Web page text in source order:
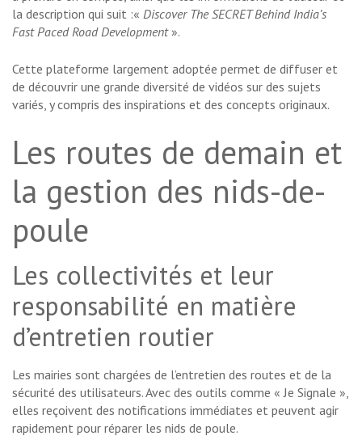
la description qui suit :« Discover The SECRET Behind India’s
Fast Paced Road Development ».
Cette plateforme largement adoptée permet de diffuser et
de découvrir une grande diversité de vidéos sur des sujets
variés, y compris des inspirations et des concepts originaux.
Les routes de demain et
la gestion des nids-de-
poule
Les collectivités et leur
responsabilité en matière
d’entretien routier
Les mairies sont chargées de l’entretien des routes et de la
sécurité des utilisateurs. Avec des outils comme « Je Signale »,
elles reçoivent des notifications immédiates et peuvent agir
rapidement pour réparer les nids de poule.